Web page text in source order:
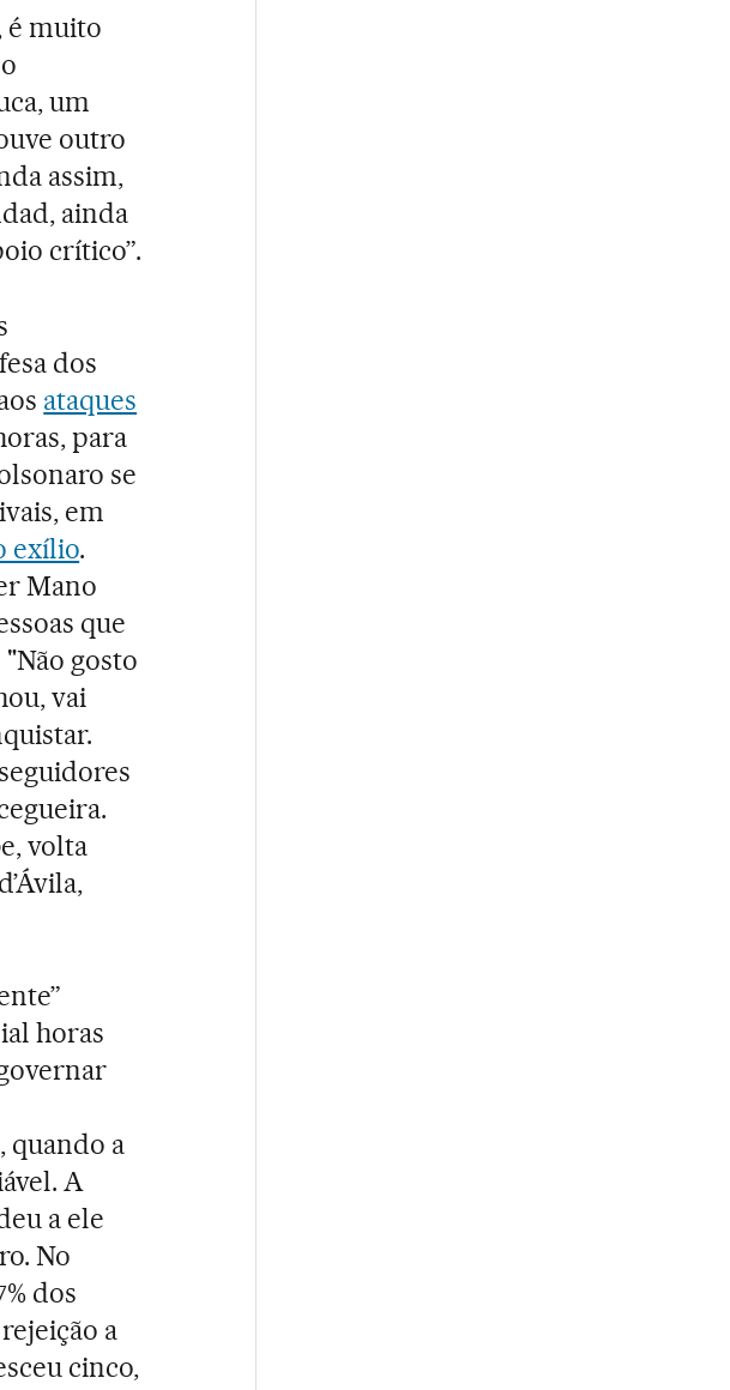
é muito
um
outro
assim,
ainda
crítico”.
dos
ataques
para
se
em
exílio.
Mano
que
gosto
vai
volta
horas
quando a
A
a ele
No
dos
a
cinco,